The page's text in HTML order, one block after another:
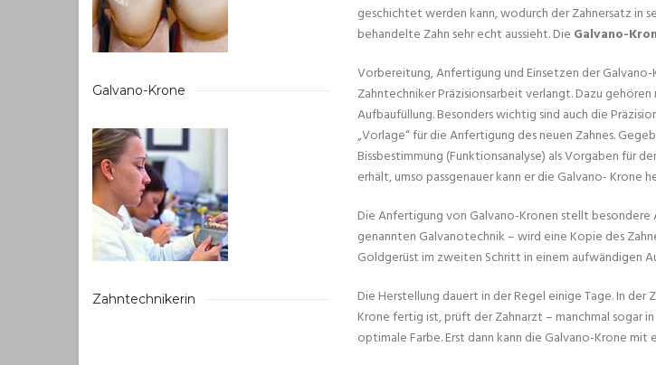
Galvano-Krone
Zahntechnikerin
geschichtet werden kann, wodurch der Zahnersatz in
behandelte Zahn sehr echt aussieht. Die Galvano-
Vorbereitung, Anfertigung und Einsetzen der
Zahntechniker Präzisionsarbeit verlangt. Dazu
Aufbaufüllung. Besonders wichtig sind auch die
„Vorlage“ für die Anfertigung des neuen Zahnes.
Bissbestimmung (Funktionsanalyse) als Vorgaben für
erhält, umso passgenauer kann er die Galvano- Krone
Die Anfertigung von Galvano-Kronen stellt besondere
genannten Galvanotechnik – wird eine Kopie des
Goldgerüst im zweiten Schritt in einem aufwändigen
Die Herstellung dauert in der Regel einige Tage. In
Krone fertig ist, prüft der Zahnarzt – manchmal sogar
optimale Farbe. Erst dann kann die Galvano-Krone